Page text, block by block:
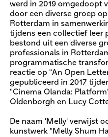
werd in 2019 omgedoopt
door een diverse groep
Rotterdam in
tijdens een collectief leer
bestond uit een diverse
professionals in
programmatische
reactie op "An Open
gepubliceerd in 2017
"Cinema Olanda:
Oldenborgh en Lucy
De naam 'Melly' verwijst
kunstwerk "Melly Shum